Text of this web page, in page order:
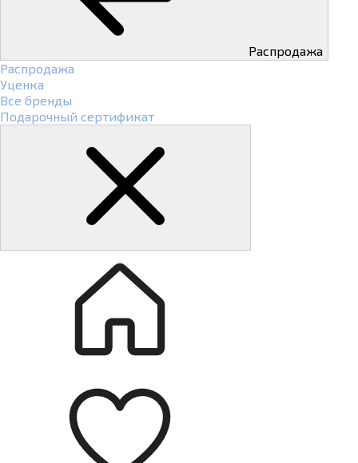
Распродажа
Распродажа
Уценка
Все бренды
Подарочный сертификат